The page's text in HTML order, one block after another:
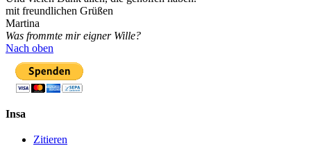
mit freundlichen Grüßen
Martina
Was frommte mir eigner Wille?
Nach oben
Insa
Zitieren